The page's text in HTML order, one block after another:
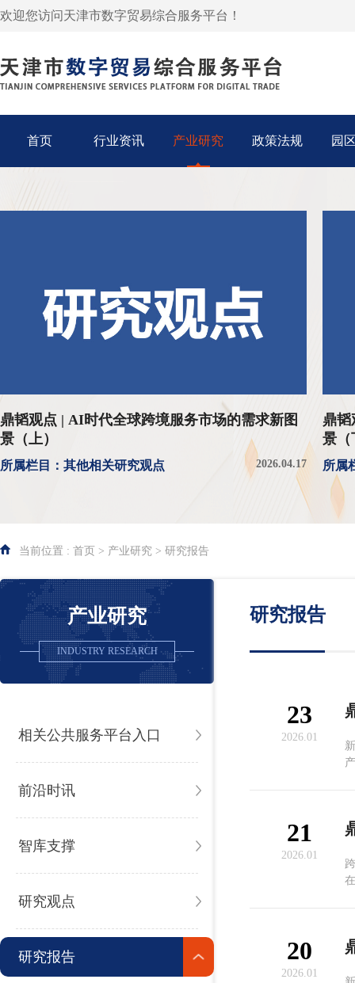
欢迎您访问天津市数字贸易综合服务平台！
首页 行业资讯 产业研究 政策法规 园
鼎韬观点 | AI时代全球跨境服务市场的需求新图
景（上）
所属栏目：其他相关研究观点 2026.04.17
鼎韬
景（
所属
当前位置 : 首页 > 产业研究 > 研究报告
产业研究
INDUSTRY RESEARCH
相关公共服务平台入口
前沿时讯
智库支撑
研究观点
研究报告
研究报告
23
2026.01
21
2026.01
跨
20
2026.01